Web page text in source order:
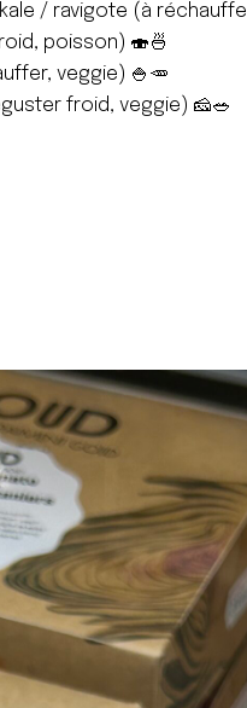
/ ravigote (à
poisson) 🍣🍜
veggie) 🍚🥕
froid, veggie) 🧀🥗